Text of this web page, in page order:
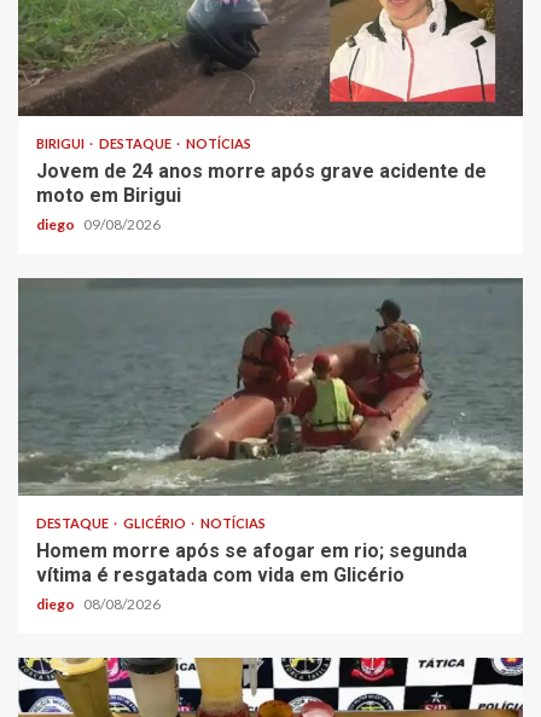
BIRIGUI DESTAQUE NOTÍCIAS
Jovem de 24 anos morre após grave acidente de
moto em Birigui
diego 09/08/2026
DESTAQUE GLICÉRIO NOTÍCIAS
Homem morre após se afogar em rio; segunda
vítima é resgatada com vida em Glicério
diego 08/08/2026